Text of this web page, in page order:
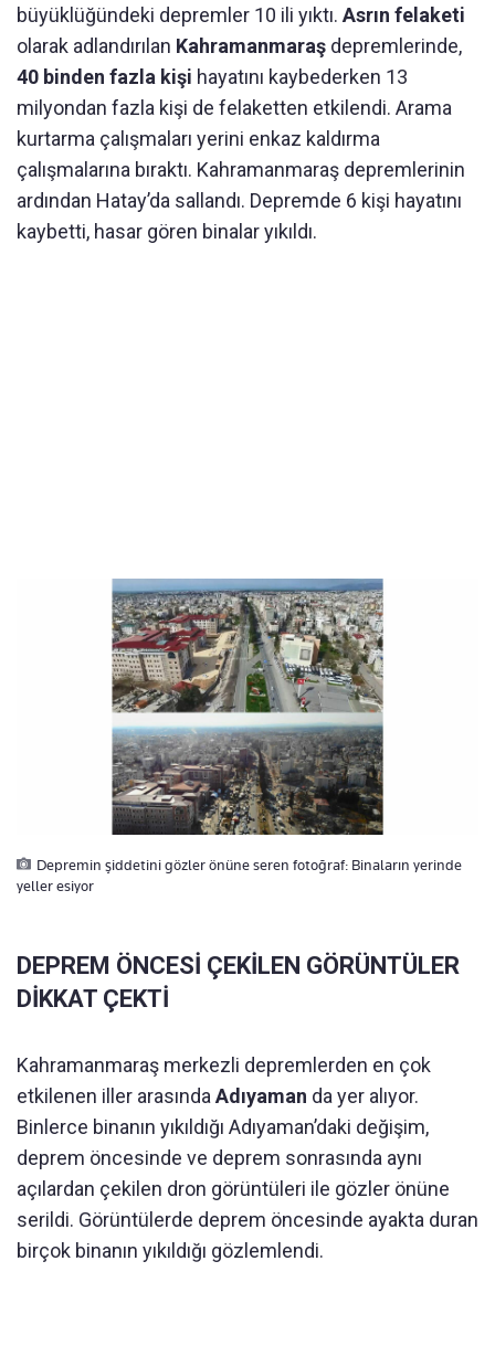
büyüklüğündeki depremler 10 ili yıktı. Asrın felaketi
olarak adlandırılan Kahramanmaraş depremlerinde,
40 binden fazla kişi hayatını kaybederken 13
milyondan fazla kişi de felaketten etkilendi. Arama
kurtarma çalışmaları yerini enkaz kaldırma
çalışmalarına bıraktı. Kahramanmaraş depremlerinin
ardından Hatay’da sallandı. Depremde 6 kişi hayatını
kaybetti, hasar gören binalar yıkıldı.
Depremin şiddetini gözler önüne seren fotoğraf: Binaların yerinde
yeller esiyor
DEPREM ÖNCESİ ÇEKİLEN GÖRÜNTÜLER
DİKKAT ÇEKTİ
Kahramanmaraş merkezli depremlerden en çok
etkilenen iller arasında Adıyaman da yer alıyor.
Binlerce binanın yıkıldığı Adıyaman’daki değişim,
deprem öncesinde ve deprem sonrasında aynı
açılardan çekilen dron görüntüleri ile gözler önüne
serildi. Görüntülerde deprem öncesinde ayakta duran
birçok binanın yıkıldığı gözlemlendi.